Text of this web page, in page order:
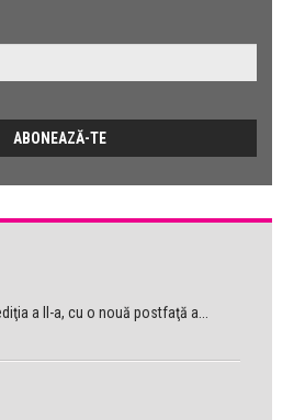
a II-a, cu o nouă postfaţă a...